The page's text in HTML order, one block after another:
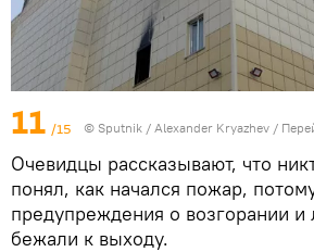
11 /15 © Sputnik / Alexander Kryazhev /
Очевидцы рассказывают, что
понял, как начался пожар,
предупреждения о возгорании
бежали к выходу.